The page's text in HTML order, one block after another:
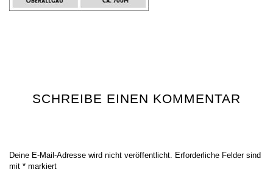
SCHREIBE EINEN KOMMENTAR
Deine E-Mail-Adresse wird nicht veröffentlicht. Erforderliche Felder sind
mit * markiert